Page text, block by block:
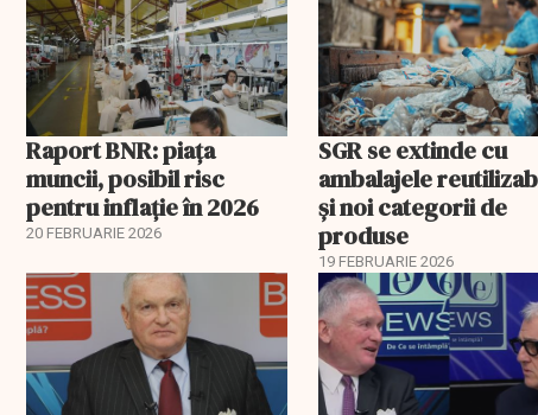
Raport BNR: piața
muncii, posibil risc
pentru inflație în 2026
20 FEBRUARIE 2026
SGR se extinde cu
ambalajele
și noi categorii de
produse
19 FEBRUARIE 2026
EXCLUSIV EXCLUSIV